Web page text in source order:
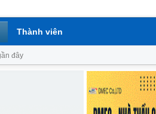
đây
Thành viên